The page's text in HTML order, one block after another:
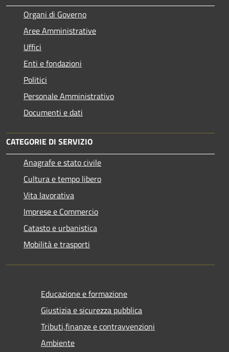
Organi di Governo
Aree Amministrative
Uffici
Enti e fondazioni
Politici
Personale Amministrativo
Documenti e dati
CATEGORIE DI SERVIZIO
Anagrafe e stato civile
Cultura e tempo libero
Vita lavorativa
Imprese e Commercio
Catasto e urbanistica
Mobilità e trasporti
Educazione e formazione
Giustizia e sicurezza pubblica
Tributi,finanze e contravvenzioni
Ambiente